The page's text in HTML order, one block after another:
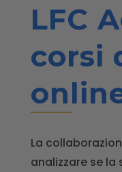
LFC
corsi
La
analizzare se